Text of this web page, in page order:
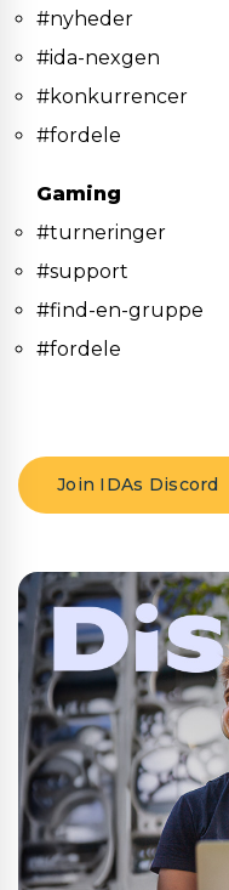
#nyheder
#ida-nexgen
#konkurrencer
#fordele
Gaming
#turneringer
#support
#find-en-gruppe
#fordele
Join IDAs Discord